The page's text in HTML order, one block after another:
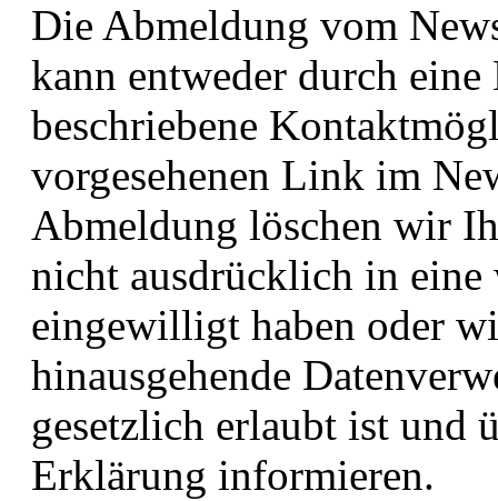
Die Abmeldung vom
kann entweder durch
beschriebene
vorgesehenen Link im
Abmeldung löschen wir
nicht ausdrücklich in
eingewilligt haben oder
hinausgehende
gesetzlich erlaubt ist und
Erklärung informieren.